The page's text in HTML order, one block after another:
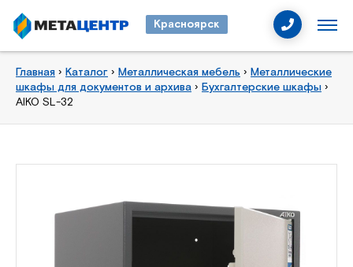
Красноярск
Главная › Каталог › Металлическая мебель › Металлические
шкафы для документов и архива › Бухгалтерские шкафы ›
AIKO SL-32